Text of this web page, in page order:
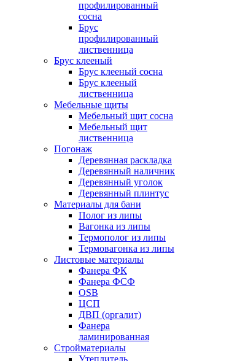
профилированный
сосна
Брус
профилированный
лиственница
Брус клееный
Брус клееный сосна
Брус клееный
лиственница
Мебельные щиты
Мебельный щит сосна
Мебельный щит
лиственница
Погонаж
Деревянная раскладка
Деревянный наличник
Деревянный уголок
Деревянный плинтус
Материалы для бани
Полог из липы
Вагонка из липы
Термополог из липы
Термовагонка из липы
Листовые материалы
Фанера ФК
Фанера ФСФ
OSB
ЦСП
ДВП (оргалит)
Фанера
ламинированная
Стройматериалы
Утеплитель